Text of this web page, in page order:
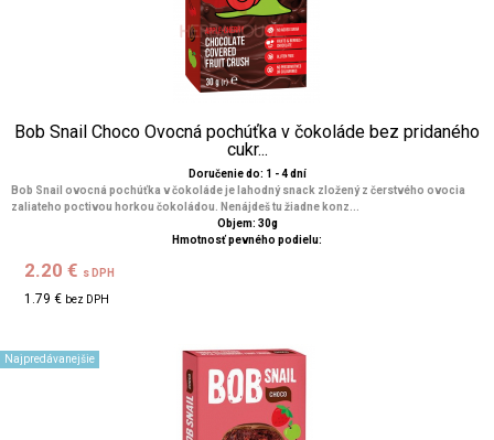
Bob Snail Choco Ovocná pochúťka v čokoláde bez pridaného
cukr...
Doručenie do: 1 - 4 dní
Bob Snail ovocná pochúťka v čokoláde je lahodný snack zložený z čerstvého ovocia
zaliateho poctivou horkou čokoládou. Nenájdeš tu žiadne konz...
Objem: 30g
Hmotnosť pevného podielu:
2.20 € s DPH
1.79 € bez DPH
Najpredávanejšie